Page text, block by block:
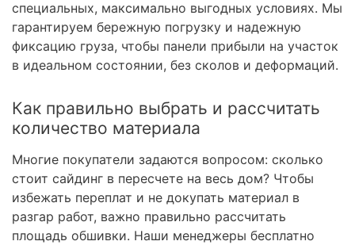
специальных, максимально выгодных условиях. Мы
гарантируем бережную погрузку и надежную
фиксацию груза, чтобы панели прибыли на участок
в идеальном состоянии, без сколов и деформаций.
Как правильно выбрать и рассчитать
количество материала
Многие покупатели задаются вопросом: сколько
стоит сайдинг в пересчете на весь дом? Чтобы
избежать переплат и не докупать материал в
разгар работ, важно правильно рассчитать
площадь обшивки. Наши менеджеры бесплатно